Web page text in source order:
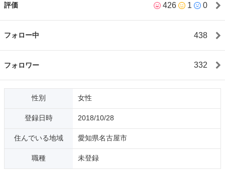
🔵良くあるご質問📝犬・猫、喫煙者いません。🔵返信速度につい
は、主な取引場所です💕（基本的には、投稿に表示されている場
🔵車での配送②：ご相談ください💕配達をご希望の場合は、距離
や大きさ・日時指定の有無に応じて、追加料金がかかります。過
去の経験上、＋500円〜＋5,000円程度です🚚🔵ポストや宅配便で
の発送③：ご相談ください💕🔵ジモティーあんしん決済④：変更
可ですが、手数料分を追加で頂きます。🔵日時📆平日、土日を問
わずご相談可🙆‍♀️🔵遅刻・日程変更⏰️誠実にご連絡をくだされば、
遅刻も可です✨日程変更の際も、同様です。🔵お支払い💴出品物
と引き換え、現金手渡しです✨エコのため、現金封筒はどちらで
評価は非常に残念です。指定外の場所を希望され、30分以上の遅
評価 426 1 0
フォロー中 438
フォロワー 332
性別 女性
登録日時 2018/10/28
住んでいる地域 愛知県名古屋市
職種 未登録